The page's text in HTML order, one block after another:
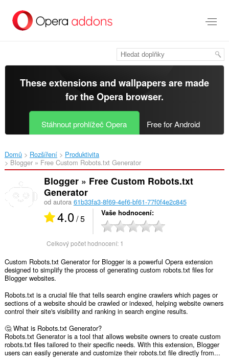
přímo
These extensions and wallpapers are made
for theOpera browser.
Stáhnout prohlížeč Opera Free for Android
Domů Rozšíření
Produktivita
Blogger » Free Custom Robots.txt Generator‎
Blogger » Free Custom Robots.txt
Generator
od autora 61b33fa3-8f69-4ef6-bf61-77f0f4e2c845
4.0/ 5 Vaše hodnocení
Celkový počet hodnocení: 1
Custom Robots.txt Generator for Blogger is a powerful Opera extension
designed to simplify the process of generating custom robots.txt files for
Blogger websites.
Robots.txt is a crucial file that tells search engine crawlers which pages or
sections of a website should be crawled or indexed, helping website owners
control their site's visibility and ranking in search engine results.
🤔 What is Robots.txt Generator?
Robots.txt Generator is a tool that allows website owners to create custom
robots.txt files tailored to their specific needs. With this extension, Blogger
users can easily generate and customize their robots.txt file directly from...